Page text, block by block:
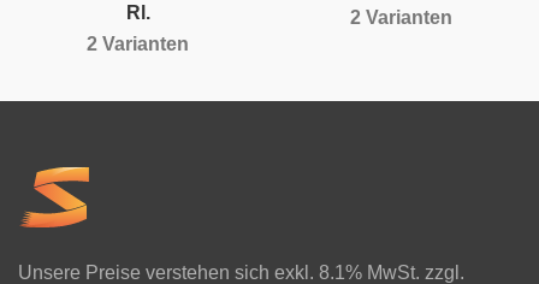
Rl.
2 Varianten
2 Varianten
Unsere Preise verstehen sich exkl. 8.1% MwSt. zzgl.